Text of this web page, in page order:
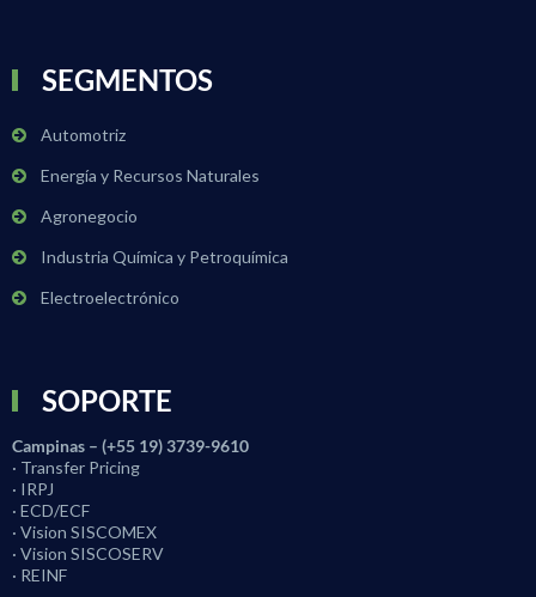
SEGMENTOS
Automotriz
Energía y Recursos Naturales
Agronegocio
Industria Química y Petroquímica
Electroelectrónico
SOPORTE
Campinas – (+55 19) 3739-9610
· Transfer Pricing
· IRPJ
· ECD/ECF
· Vision SISCOMEX
· Vision SISCOSERV
· REINF